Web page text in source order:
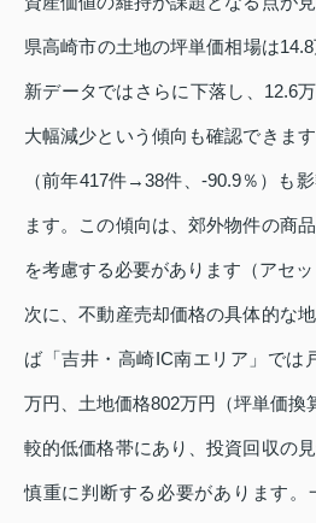
県高崎市の土地の坪単価相場は
新データではさらに下落し、12.6
大幅減少という傾向も確認できま
（前年417件→38件、‑90.9％）も
ます。この傾向は、郊外物件の商
を考慮する必要があります（アセッ
次に、不動産売却価格の具体的な
ば「吉井・高崎IC南エリア」では
万円、土地価格802万円（坪単価換
較的低価格帯にあり、投資回収の
慎重に判断する必要があります。